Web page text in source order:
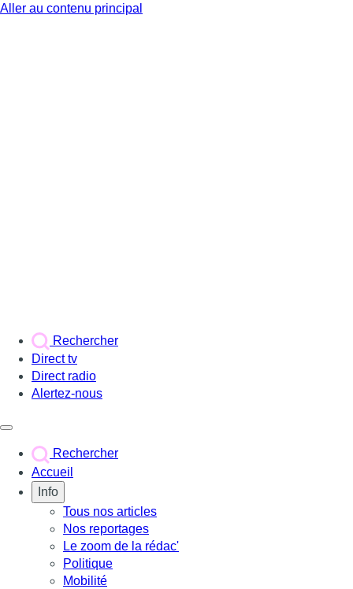
Aller au contenu principal
Rechercher
Direct tv
Direct radio
Alertez-nous
Rechercher
Accueil
Info
Tous nos articles
Nos reportages
Le zoom de la rédac'
Politique
Mobilité